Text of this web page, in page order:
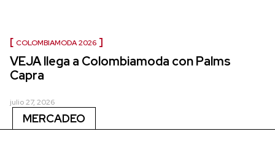
COLOMBIAMODA 2026
VEJA llega a Colombiamoda con Palms
Capra
julio 27, 2026
MERCADEO